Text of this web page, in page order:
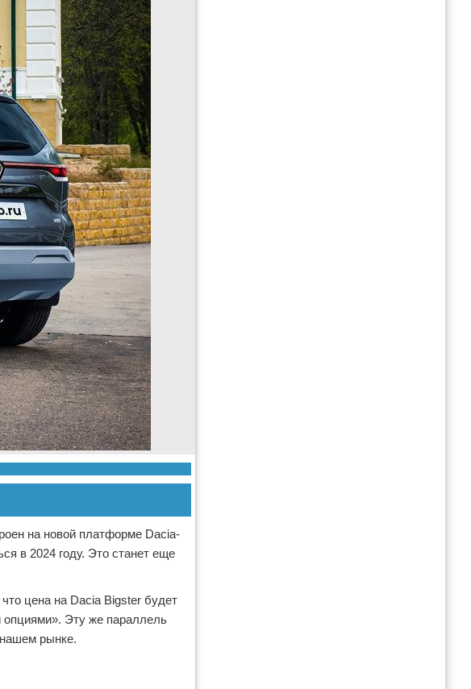
на новой платформе Dacia-
в 2024 году. Это станет еще
цена на Dacia Bigster будет
опциями». Эту же параллель
рынке.